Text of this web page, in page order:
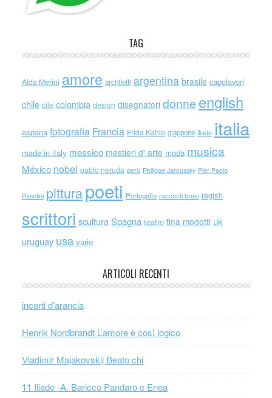
TAG
Alda Merini amore architetti argentina brasile capolavori
chile cile colombia design disegnatori donne english
espana fotografia Francia Frida Kahlo giappone iliade italia
made in italy messico mestieri d' arte moda musica
México nobel pablo neruda perù Philippe Jaroussky Pier Paolo
Pasolini pitturapoeti Portogallo racconti brevi registi
scrittori scultura Spagna teatro tina modotti uk
uruguay usa varie
ARTICOLI RECENTI
incarti d’arancia
Henrik Nordbrandt L’amore è così logico
Vladimir Majakovskij Beato chi
11 Iliade -A. Baricco Pandaro e Enea